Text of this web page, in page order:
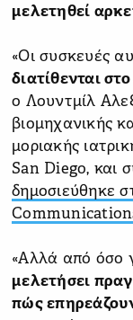
μελετηθεί
«Οι συσκευές
διατίθενται
ο Λουντμίλ
βιομηχανικής
μοριακής
San Diego, και
δημοσιεύθηκε
«Αλλά από όσο
μελετήσει
πώς